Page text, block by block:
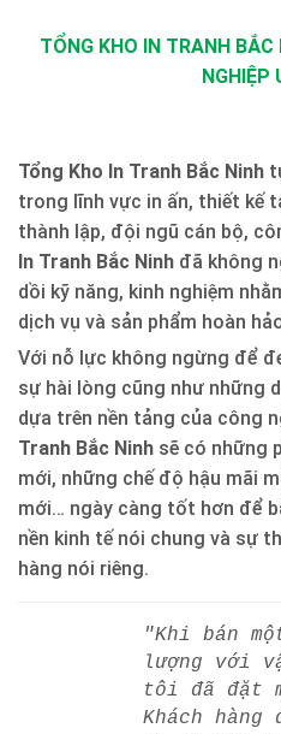
TỔNG KHO IN TRANH
NGHIỆP
Tổng Kho In Tranh Bắc Ninh
trong lĩnh vực in ấn, thiết kế
thành lập, đội ngũ cán bộ,
In Tranh Bắc Ninh đã không
dồi kỹ năng, kinh nghiệm
dịch vụ và sản phẩm hoàn
Với nỗ lực không ngừng để
sự hài lòng cũng như những
dựa trên nền tảng của công
Tranh Bắc Ninh sẽ có những
mới, những chế độ hậu mãi
mới… ngày càng tốt hơn để
nền kinh tế nói chung và sự
hàng nói riêng.
"Khi bán
lượng với
tôi đã đặt
Khách hàng